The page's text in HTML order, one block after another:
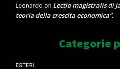
Leonardo on Lectio magistralis di
teoria della crescita economica”.
Categorie
ESTERI